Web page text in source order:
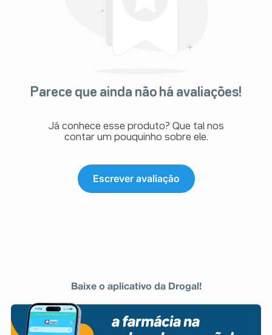
Parece que ainda não há avaliações!
Já conhece esse produto? Que tal nos
contar um pouquinho sobre ele.
Escrever avaliação
Baixe o aplicativo da Drogal!